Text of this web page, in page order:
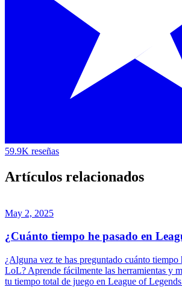
59.9K reseñas
Artículos relacionados
May 2, 2025
¿Cuánto tiempo he pasado en
¿Alguna vez te has preguntado cuánto tiempo
LoL? Aprende fácilmente las herramientas y
tu tiempo total de juego en League of